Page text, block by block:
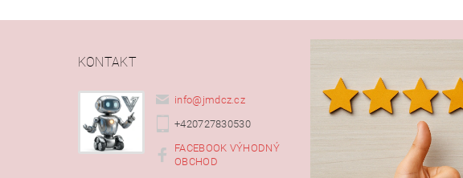
KONTAKT
info@ jmdcz.cz
+420727830530
FACEBOOK VÝHODNÝ
OBCHOD